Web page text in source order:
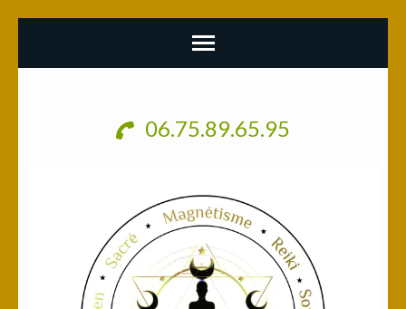
06.75.89.65.95